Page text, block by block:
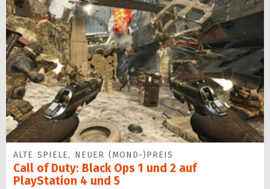
ALTE SPIELE, NEUER (MOND-)PREIS
Call of Duty: Black Ops 1 und 2 auf
PlayStation 4 und 5